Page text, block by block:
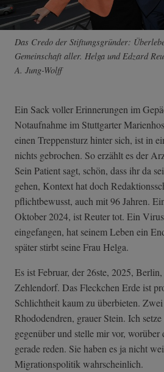
Das Credo der Stiftungsgründer:
Gemeinschaft aller. Helga und Edzard
A. Jung-Wolff
Ein Sack voller Erinnerungen im
Notaufnahme im Stuttgarter
einen Treppensturz hinter sich, ist in
nichts gebrochen. So erzählt es der
Sein Patient sagt, schön, dass ihr da
gehen, Kontext hat doch
pflichtbewusst, auch mit 96 Jahren.
Oktober 2024, ist Reuter tot. Ein
eingefangen, hat seinem Leben ein
später stirbt seine Frau Helga.
Es ist Februar, der 26ste, 2025,
Zehlendorf. Das Fleckchen Erde ist
Schlichtheit kaum zu überbieten.
Rhododendren, grauer Stein. Ich
gegenüber und stelle mir vor, worüber
gerade reden. Sie haben es ja nicht
Migrationspolitik wahrscheinlich.